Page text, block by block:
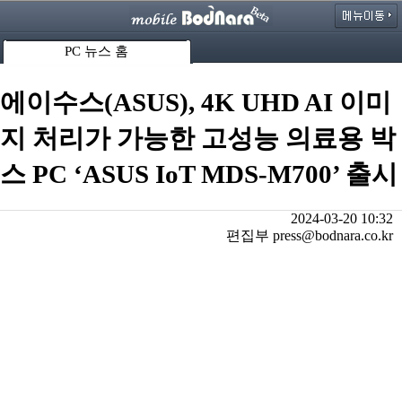
PC 뉴스 홈
에이수스(ASUS), 4K UHD AI 이미
지 처리가 가능한 고성능 의료용 박
스 PC ‘ASUS IoT MDS-M700’ 출시
2024-03-20 10:32
편집부 press@bodnara.co.kr